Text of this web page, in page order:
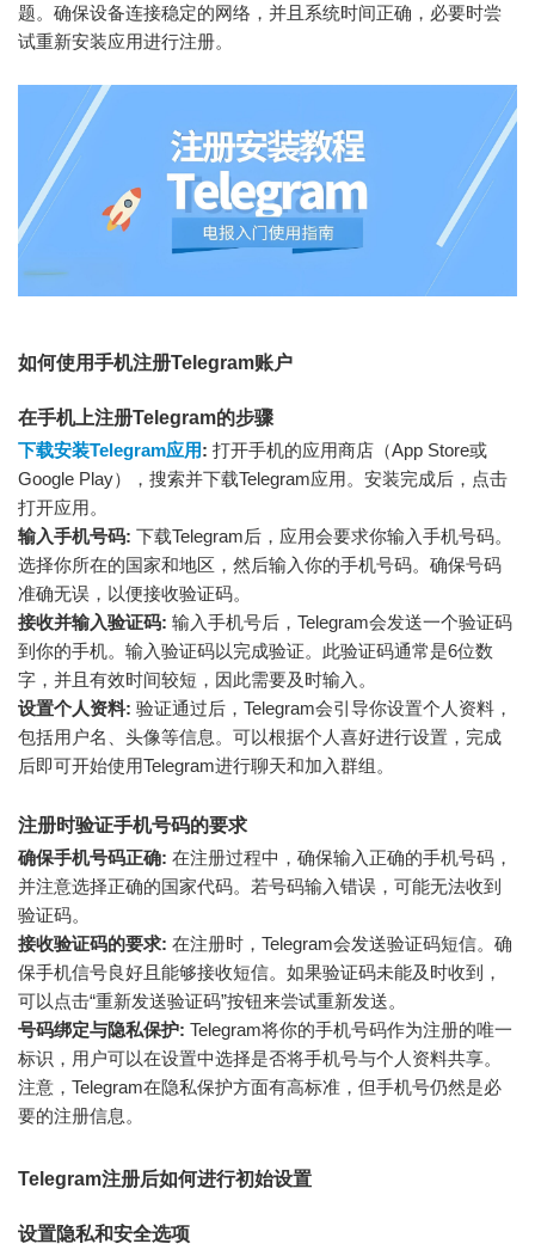
题。确保设备连接稳定的网络，并且系统时间正确，必要时尝
试重新安装应用进行注册。
如何使用手机注册Telegram账户
在手机上注册Telegram的步骤
下载安装Telegram应用: 打开手机的应用商店（App Store或
Google Play），搜索并下载Telegram应用。安装完成后，点击
打开应用。
输入手机号码: 下载Telegram后，应用会要求你输入手机号码。
选择你所在的国家和地区，然后输入你的手机号码。确保号码
准确无误，以便接收验证码。
接收并输入验证码: 输入手机号后，Telegram会发送一个验证码
到你的手机。输入验证码以完成验证。此验证码通常是6位数
字，并且有效时间较短，因此需要及时输入。
设置个人资料: 验证通过后，Telegram会引导你设置个人资料，
包括用户名、头像等信息。可以根据个人喜好进行设置，完成
后即可开始使用Telegram进行聊天和加入群组。
注册时验证手机号码的要求
确保手机号码正确: 在注册过程中，确保输入正确的手机号码，
并注意选择正确的国家代码。若号码输入错误，可能无法收到
验证码。
接收验证码的要求: 在注册时，Telegram会发送验证码短信。确
保手机信号良好且能够接收短信。如果验证码未能及时收到，
可以点击“重新发送验证码”按钮来尝试重新发送。
号码绑定与隐私保护: Telegram将你的手机号码作为注册的唯一
标识，用户可以在设置中选择是否将手机号与个人资料共享。
注意，Telegram在隐私保护方面有高标准，但手机号仍然是必
要的注册信息。
Telegram注册后如何进行初始设置
设置隐私和安全选项